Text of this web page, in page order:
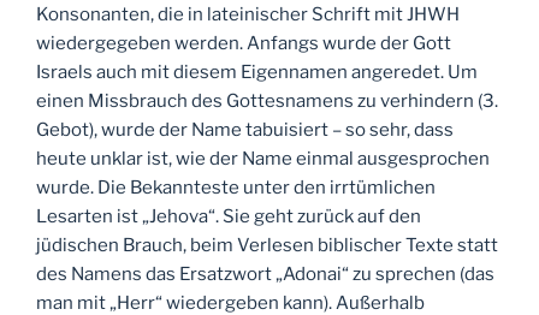
Konsonanten, die in lateinischer Schrift mit JHWH
wiedergegeben werden. Anfangs wurde der Gott
Israels auch mit diesem Eigennamen angeredet. Um
einen Missbrauch des Gottesnamens zu verhindern (3.
Gebot), wurde der Name tabuisiert – so sehr, dass
heute unklar ist, wie der Name einmal ausgesprochen
wurde. Die Bekannteste unter den irrtümlichen
Lesarten ist „Jehova“. Sie geht zurück auf den
jüdischen Brauch, beim Verlesen biblischer Texte statt
des Namens das Ersatzwort „Adonai“ zu sprechen (das
man mit „Herr“ wiedergeben kann). Außerhalb